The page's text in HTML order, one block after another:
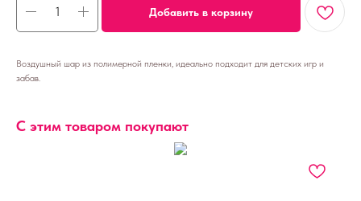
Добавить в корзину
Воздушный шар из полимерной пленки, идеально подходит для детских игр и
забав.
С этим товаром покупают